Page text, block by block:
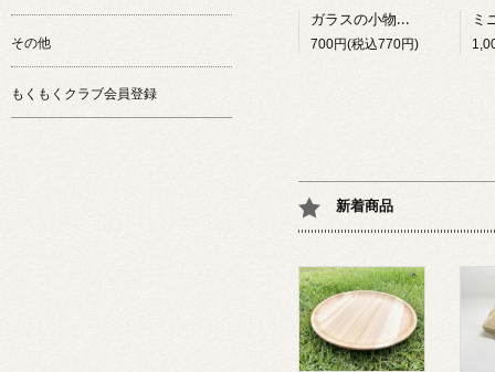
ガラスの小物入れ（大）
700円(税込770円)
新着商品
その他
もくもくクラブ会員登録